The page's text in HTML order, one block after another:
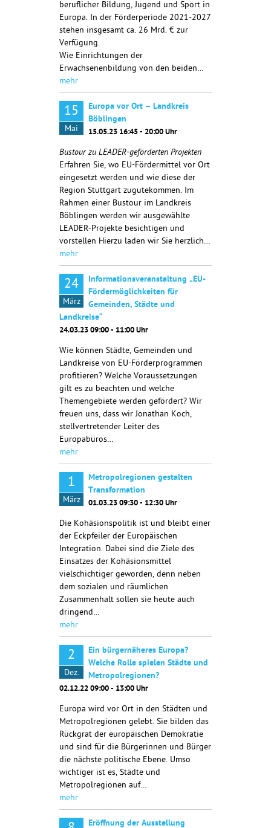
beruflicher Bildung, Jugend und Sport in
Europa. In der Förderperiode 2021-2027
stehen insgesamt ca. 26 Mrd. € zur
Verfügung.
Wie Einrichtungen der
Erwachsenenbildung von den beiden…
mehr
15
Mai
Europa vor Ort – Landkreis
Böblingen
15.05.23 16:45 - 20:00 Uhr
Bustour zu LEADER-geförderten Projekten
Erfahren Sie, wo EU-Fördermittel vor Ort
eingesetzt werden und wie diese der
Region Stuttgart zugutekommen. Im
Rahmen einer Bustour im Landkreis
Böblingen werden wir ausgewählte
LEADER-Projekte besichtigen und
vorstellen Hierzu laden wir Sie herzlich…
mehr
24
März
Informationsveranstaltung „EU-
Fördermöglichkeiten für
Gemeinden, Städte und
Landkreise“
24.03.23 09:00 - 11:00 Uhr
Wie können Städte, Gemeinden und
Landkreise von EU-Förderprogrammen
profitieren? Welche Voraussetzungen
gilt es zu beachten und welche
Themengebiete werden gefördert? Wir
freuen uns, dass wir Jonathan Koch,
stellvertretender Leiter des
Europabüros…
mehr
1
März
Metropolregionen gestalten
Transformation
01.03.23 09:30 - 12:30 Uhr
Die Kohäsionspolitik ist und bleibt einer
der Eckpfeiler der Europäischen
Integration. Dabei sind die Ziele des
Einsatzes der Kohäsionsmittel
vielschichtiger geworden, denn neben
dem sozialen und räumlichen
Zusammenhalt sollen sie heute auch
dringend…
mehr
2
Dez.
Ein bürgernäheres Europa?
Welche Rolle spielen Städte und
Metropolregionen?
02.12.22 09:00 - 13:00 Uhr
Europa wird vor Ort in den Städten und
Metropolregionen gelebt. Sie bilden das
Rückgrat der europäischen Demokratie
und sind für die Bürgerinnen und Bürger
die nächste politische Ebene. Umso
wichtiger ist es, Städte und
Metropolregionen auf…
mehr
Eröffnung der Ausstellung